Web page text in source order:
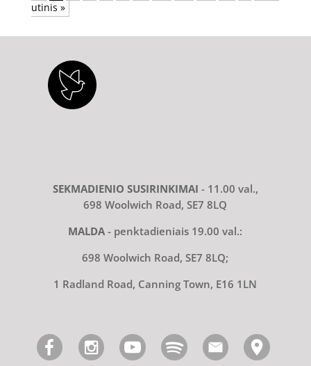
utinis »
SEKMADIENIO SUSIRINKIMAI - 11.00 val.,
698 Woolwich Road, SE7 8LQ
MALDA- penktadieniais 19.00 val.:
698 Woolwich Road, SE7 8LQ;
1 Radland Road, Canning Town, E16 1LN